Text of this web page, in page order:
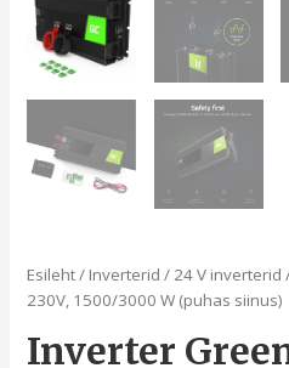
Esileht/ Inverterid / 24 V inverterid
230V, 1500/3000 W (puhas siinus)
Inverter